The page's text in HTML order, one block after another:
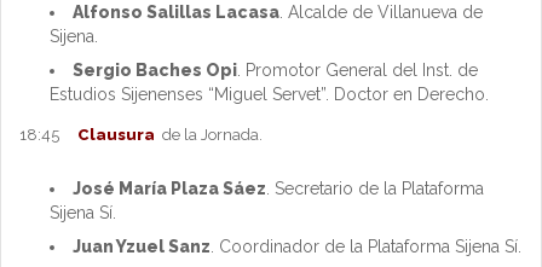
Alfonso Salillas Lacasa . Alcalde de Villanueva de
Sijena.
Sergio Baches Opi . Promotor General del Inst. de
Estudios Sijenenses “Miguel Servet”. Doctor en Derecho.
18:45 Clausura de la Jornada.
José María Plaza Sáez . Secretario de la Plataforma
Sijena Sí.
Juan Yzuel Sanz . Coordinador de la Plataforma Sijena Sí.